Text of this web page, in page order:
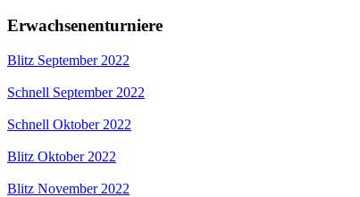
Erwachsenenturniere
Blitz September 2022
Schnell September 2022
Schnell Oktober 2022
Blitz Oktober 2022
Blitz November 2022